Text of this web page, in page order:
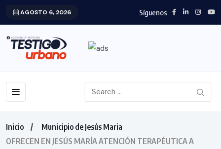
AGOSTO 6, 2026 Síguenos
Inicio
Municipio de Jesús Maria
OFRECEN EN JESÚS MARÍA ATENCIÓN TERAPÉUTICA A